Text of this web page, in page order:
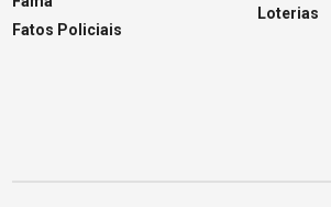
Fatos Policiais
Loterias